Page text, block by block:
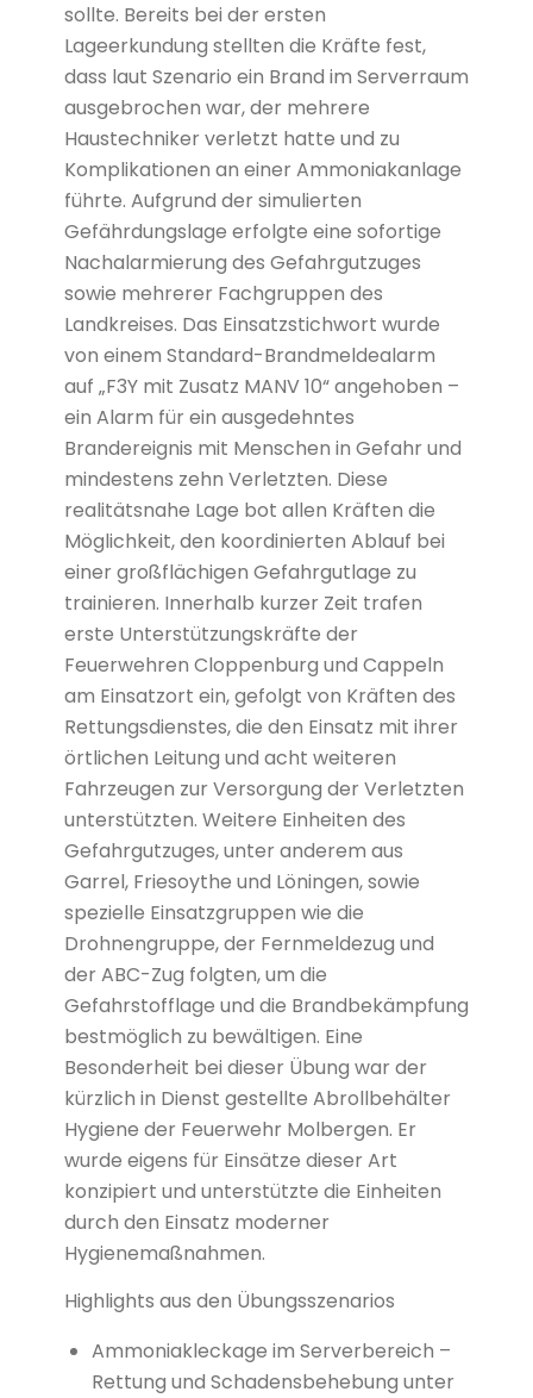
sollte. Bereits bei der ersten
Lageerkundung stellten die Kräfte fest,
dass laut Szenario ein Brand im Serverraum
ausgebrochen war, der mehrere
Haustechniker verletzt hatte und zu
Komplikationen an einer Ammoniakanlage
führte. Aufgrund der simulierten
Gefährdungslage erfolgte eine sofortige
Nachalarmierung des Gefahrgutzuges
sowie mehrerer Fachgruppen des
Landkreises. Das Einsatzstichwort wurde
von einem Standard-Brandmeldealarm
auf „F3Y mit Zusatz MANV 10“ angehoben –
ein Alarm für ein ausgedehntes
Brandereignis mit Menschen in Gefahr und
mindestens zehn Verletzten. Diese
realitätsnahe Lage bot allen Kräften die
Möglichkeit, den koordinierten Ablauf bei
einer großflächigen Gefahrgutlage zu
trainieren. Innerhalb kurzer Zeit trafen
erste Unterstützungskräfte der
Feuerwehren Cloppenburg und Cappeln
am Einsatzort ein, gefolgt von Kräften des
Rettungsdienstes, die den Einsatz mit ihrer
örtlichen Leitung und acht weiteren
Fahrzeugen zur Versorgung der Verletzten
unterstützten. Weitere Einheiten des
Gefahrgutzuges, unter anderem aus
Garrel, Friesoythe und Löningen, sowie
spezielle Einsatzgruppen wie die
Drohnengruppe, der Fernmeldezug und
der ABC-Zug folgten, um die
Gefahrstofflage und die Brandbekämpfung
bestmöglich zu bewältigen. Eine
Besonderheit bei dieser Übung war der
kürzlich in Dienst gestellte Abrollbehälter
Hygiene der Feuerwehr Molbergen. Er
wurde eigens für Einsätze dieser Art
konzipiert und unterstützte die Einheiten
durch den Einsatz moderner
Hygienemaßnahmen.
Highlights aus den Übungsszenarios
Ammoniakleckage im Serverbereich –
Rettung und Schadensbehebung unter